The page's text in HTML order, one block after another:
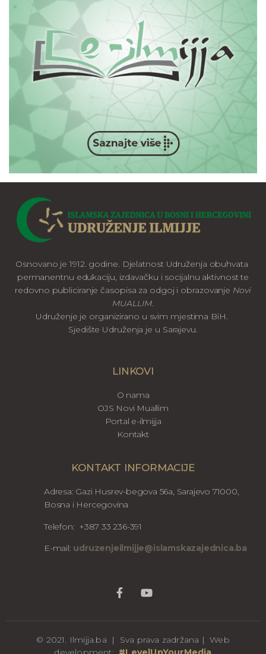
Osnovano je 1912. godine. Djelatnost Udruženja obuhvata
permanentnu edukaciju, izdavačku i socijalnu aktivnost te
redovno publiciranje časopisa za odgoj i obrazovanje Novi
MUALLIM.
Udruženje je organizirano u svim mjestima BiH.
Sjedište Udruženja je u Sarajevu.
LINKOVI
O nama
OJS Novi Muallim
Portal e-ilmijja
Kontakt
KONTAKT INFORMACIJE
Adresa: Gazi Husrev-begova 56a, Sarajevo 71000,
Bosna i Hercegovina
Telefon: +387 33 236-391
E-mail: udruzenjeilmijje@islamskazajednica.ba
© 2021. Ilmijja.ba | Sva prava zadržana | Web